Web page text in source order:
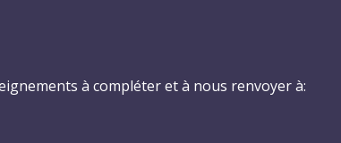
à compléter et à nous renvoyer à: